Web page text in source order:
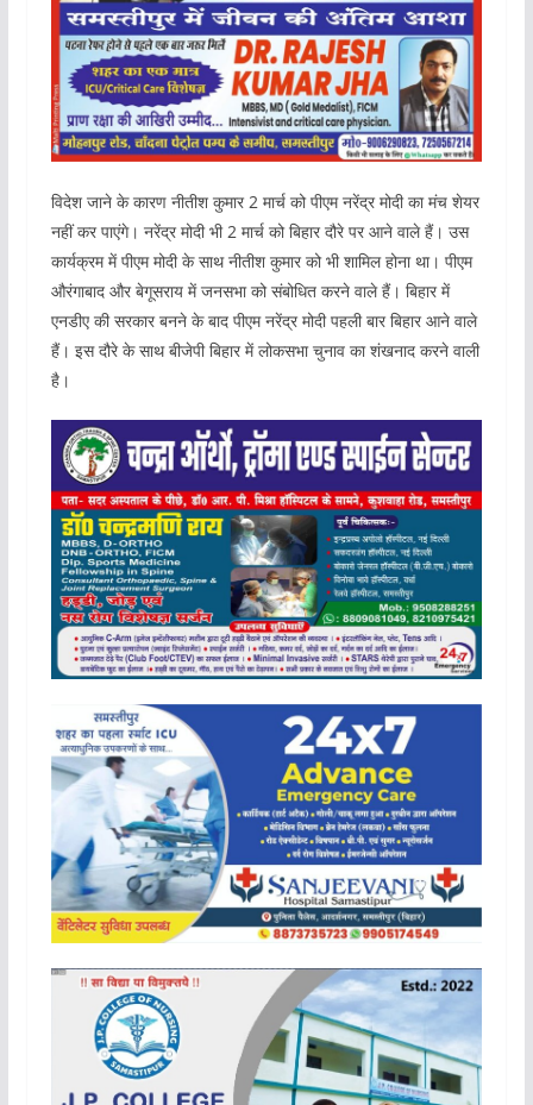
विदेश जाने के कारण नीतीश कुमार 2 मार्च को पीएम नरेंद्र मोदी का मंच शेयर
नहीं कर पाएंगे। नरेंद्र मोदी भी 2 मार्च को बिहार दौरे पर आने वाले हैं। उस
कार्यक्रम में पीएम मोदी के साथ नीतीश कुमार को भी शामिल होना था। पीएम
औरंगाबाद और बेगूसराय में जनसभा को संबोधित करने वाले हैं। बिहार में
एनडीए की सरकार बनने के बाद पीएम नरेंद्र मोदी पहली बार बिहार आने वाले
हैं। इस दौरे के साथ बीजेपी बिहार में लोकसभा चुनाव का शंखनाद करने वाली
है।